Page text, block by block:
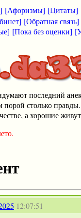
[Афоризмы] [Цитаты]
[Обратная связь]
[Пока без оценки]
последний
столько правды.
а хорошие
12:07:51